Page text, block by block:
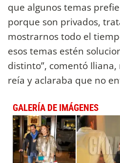
que algunos temas
porque son privados,
mostrarnos todo el
esos temas estén
distinto”, comentó
reía y aclaraba que no
GALERÍA DE IMÁGENES